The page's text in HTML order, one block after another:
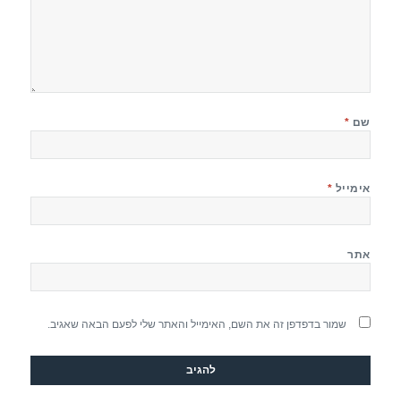
שם *
אימייל *
אתר
שמור בדפדפן זה את השם, האימייל והאתר שלי לפעם הבאה שאגיב.